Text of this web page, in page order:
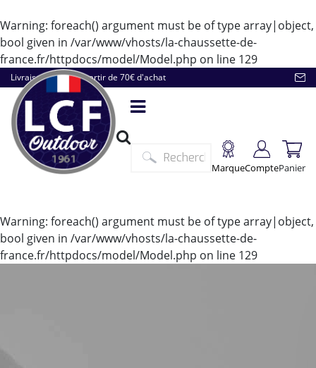
Warning: foreach() argument must be of type array|object,
bool given in /var/www/vhosts/la-chaussette-de-
france.fr/httpdocs/model/Model.php on line 129
Livraison offerte à partir de 70€ d'achat
MarqueComptePanier
Warning: foreach() argument must be of type array|object,
bool given in /var/www/vhosts/la-chaussette-de-
france.fr/httpdocs/model/Model.php on line 129